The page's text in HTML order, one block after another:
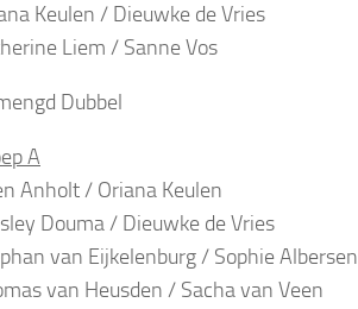
Keulen / Dieuwke de Vries
Liem / Sanne Vos
Dubbel
A
Anholt / Oriana Keulen
Douma / Dieuwke de Vries
van Eijkelenburg / Sophie Albersen
van Heusden / Sacha van Veen